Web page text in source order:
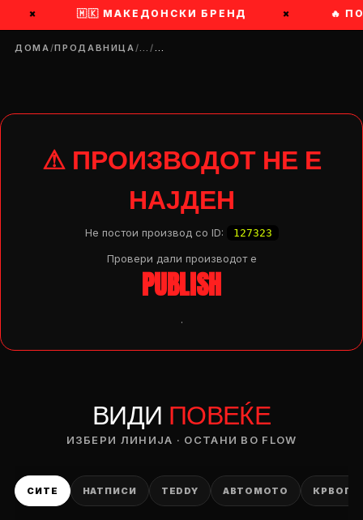
× 🇲🇰 МАКЕДОНСКИ БРЕНД × 🔥
ДОМА/ПРОДАВНИЦА/…/…
⚠ ПРОИЗВОДОТ НЕ Е
НАЈДЕН
Не постои производ со ID: 127323
Провери дали производот e
PUBLISH
.
ВИДИ ПОВЕЌЕ
ИЗБЕРИ ЛИНИЈА · ОСТАНИ ВО FLOW
СИТЕ НАТПИСИ TEDDY АВТОМОТО